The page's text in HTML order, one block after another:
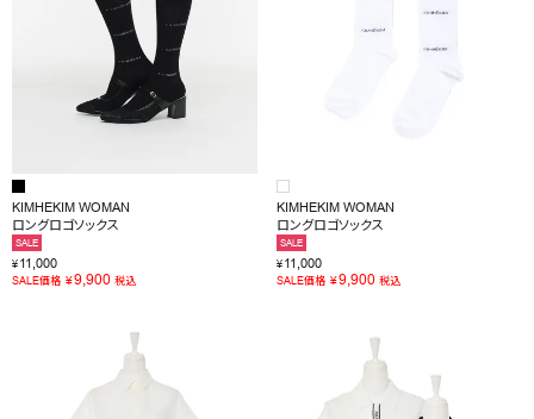
KIMHEKIM WOMAN
ロングロゴソックス
SALE
¥11,000
SALE価格 ¥9,900 税込
KIMHEKIM WOMAN
ロングロゴソックス
SALE
¥11,000
SALE価格 ¥9,900 税込